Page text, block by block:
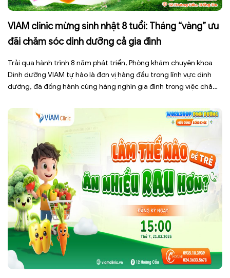
VIAM clinic mừng sinh nhật 8 tuổi: Tháng “vàng” ưu
đãi chăm sóc dinh dưỡng cả gia đình
Trải qua hành trình 8 năm phát triển, Phòng khám chuyên khoa
Dinh dưỡng VIAM tự hào là đơn vị hàng đầu trong lĩnh vực dinh
dưỡng, đã đồng hành cùng hàng nghìn gia đình trong việc chăm
một “mầm xanh” – […]